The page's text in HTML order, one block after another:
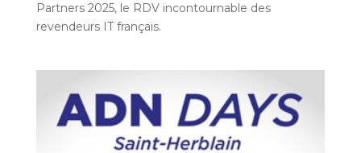
Partners 2025, le RDV incontournable des
revendeurs IT français.